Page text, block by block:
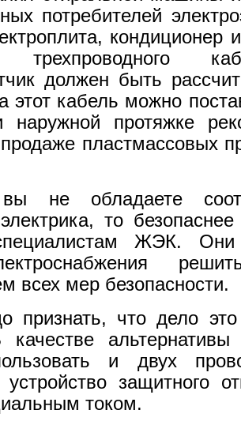
потребителей
кондиционер
трехпроводного
должен быть
этот кабель можно
наружной протяжке
пластмассовых
не обладаете
электрика, то
ЖЭК. Они
всех мер безопасности.
признать, что дело
альтернативы
и двух
устройство защитного
током.